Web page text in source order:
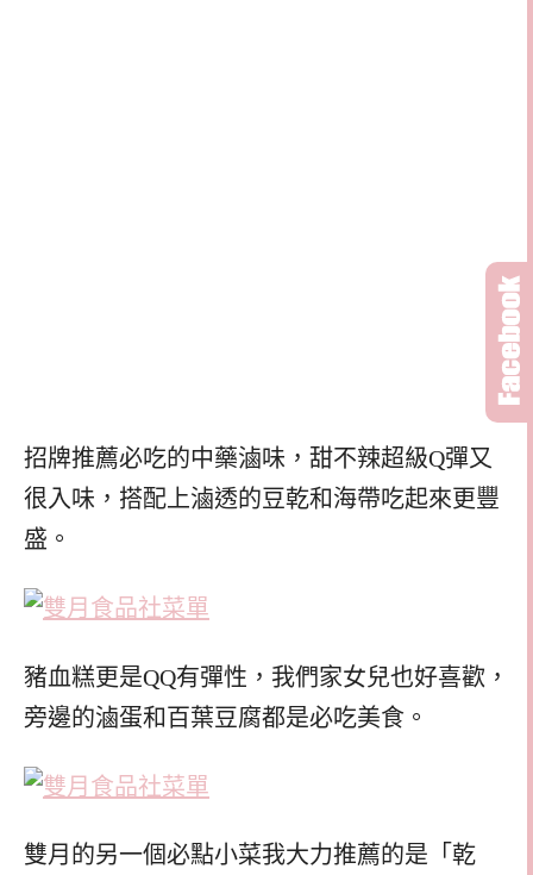
招牌推薦必吃的中藥滷味，甜不辣超級Q彈又
很入味，搭配上滷透的豆乾和海帶吃起來更豐
盛。
豬血糕更是QQ有彈性，我們家女兒也好喜歡，
旁邊的滷蛋和百葉豆腐都是必吃美食。
雙月的另一個必點小菜我大力推薦的是「乾